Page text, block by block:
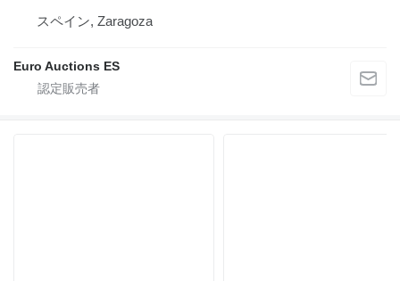
スペイン, Zaragoza
Euro Auctions ES